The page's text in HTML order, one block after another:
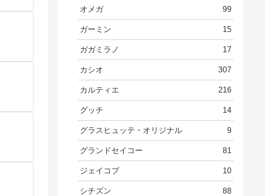
オメガ 99
ガーミン 15
ガガミラノ 17
カシオ 307
カルティエ 216
グッチ 14
グラスヒュッテ・オリジナル 9
グランドセイコー 81
ジェイコブ 10
シチズン 88